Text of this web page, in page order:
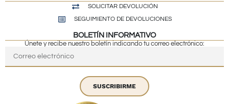
SOLICITAR DEVOLUCIÓN
SEGUIMIENTO DE DEVOLUCIONES
BOLETÍN INFORMATIVO
Únete y recibe nuestro boletín indicando tu correo electrónico:
SUSCRIBIRME